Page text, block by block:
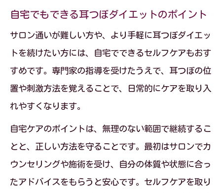
自宅でもできる耳つぼダイエットのポイント
サロン通いが難しい方や、より手軽に耳つぼダイエッ
トを続けたい方には、自宅でできるセルフケアもおす
すめです。専門家の指導を受けたうえで、耳つぼの位
置や刺激方法を覚えることで、日常的にケアを取り入
れやすくなります。
自宅ケアのポイントは、無理のない範囲で継続するこ
とと、正しい方法を守ることです。最初はサロンでカ
ウンセリングや施術を受け、自分の体質や状態に合っ
たアドバイスをもらうと安心です。セルフケアを取り